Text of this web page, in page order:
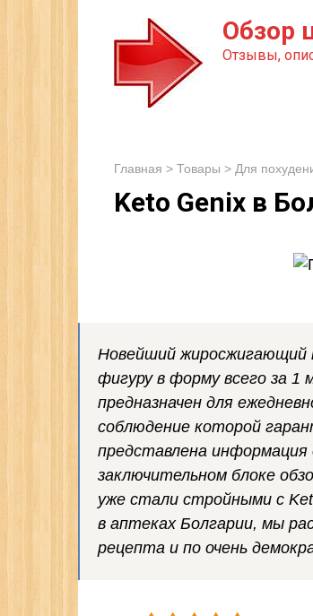
Обзор
Отзывы,
Главная > Товары > Для
Keto Genix в
Новейший жиросжигающий
фигуру в форму всего за 1
предназначен для
соблюдение которой
представлена информация
заключительном блоке
уже стали стройными с
в аптеках Болгарии, мы
рецепта и по очень